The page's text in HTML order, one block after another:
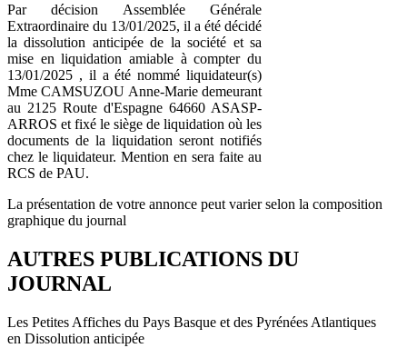
Par décision Assemblée Générale
Extraordinaire du 13/01/2025, il a été décidé
la dissolution anticipée de la société et sa
mise en liquidation amiable à compter du
13/01/2025 , il a été nommé liquidateur(s)
Mme CAMSUZOU Anne-Marie demeurant
au 2125 Route d'Espagne 64660 ASASP-
ARROS et fixé le siège de liquidation où les
documents de la liquidation seront notifiés
chez le liquidateur. Mention en sera faite au
RCS de PAU.
La présentation de votre annonce peut varier selon la composition
graphique du journal
AUTRES PUBLICATIONS DU
JOURNAL
Les Petites Affiches du Pays Basque et des Pyrénées Atlantiques
en Dissolution anticipée